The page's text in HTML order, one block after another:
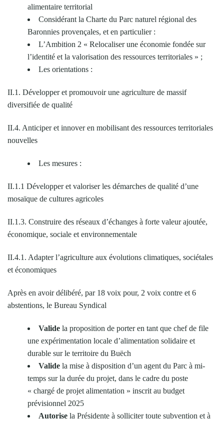
alimentaire territorial
Considérant la Charte du Parc naturel régional des
Baronnies provençales, et en particulier :
L’Ambition 2 « Relocaliser une économie fondée sur
l’identité et la valorisation des ressources territoriales » ;
Les orientations :
II.1. Développer et promouvoir une agriculture de massif
diversifiée de qualité
II.4. Anticiper et innover en mobilisant des ressources territoriales
nouvelles
Les mesures :
II.1.1 Développer et valoriser les démarches de qualité d’une
mosaïque de cultures agricoles
II.1.3. Construire des réseaux d’échanges à forte valeur ajoutée,
économique, sociale et environnementale
II.4.1. Adapter l’agriculture aux évolutions climatiques, sociétales
et économiques
Après en avoir délibéré, par 18 voix pour, 2 voix contre et 6
abstentions, le Bureau Syndical
Valide la proposition de porter en tant que chef de file
une expérimentation locale d’alimentation solidaire et
durable sur le territoire du Buëch
Valide la mise à disposition d’un agent du Parc à mi-
temps sur la durée du projet, dans le cadre du poste
« chargé de projet alimentation » inscrit au budget
prévisionnel 2025
Autorise la Présidente à solliciter toute subvention et à